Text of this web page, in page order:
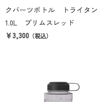
クバーツボトル トライタン
1.0L プリムスレッド
￥3,300 （税込）